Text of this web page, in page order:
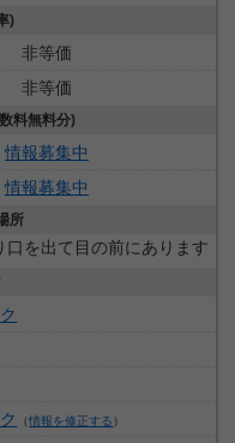
)
非等価
非等価
料無料分)
情報募集中
情報募集中
所
を出て目の前にあります
（情報を修正する ）